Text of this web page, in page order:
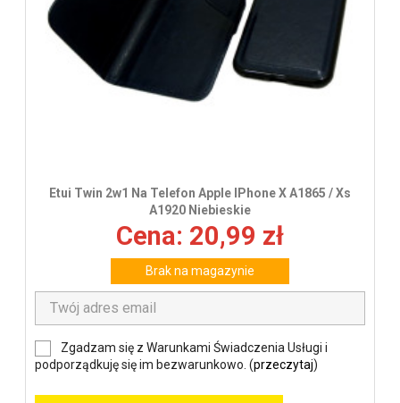
Etui Twin 2w1 Na Telefon Apple IPhone X A1865 / Xs
A1920 Niebieskie
Cena: 20,99 zł
Brak na magazynie
Zgadzam się z Warunkami Świadczenia Usługi i
podporządkuję się im bezwarunkowo. (przeczytaj)